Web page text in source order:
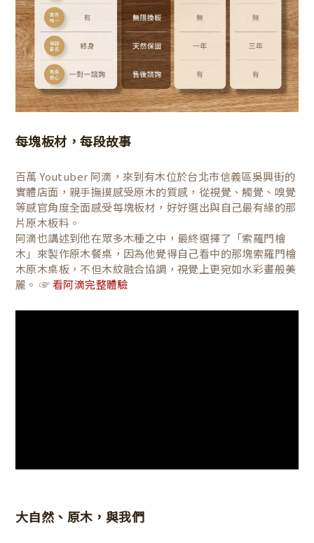
每塊板材，每段故事
百萬 Youtuber 阿滴，來到有木位於台北市信義區吳興街的
實體店面，親手撫摸感受原木的質感，從視覺、觸覺、嗅覺
等感官角度全面感受每塊板材，好好選出與自己最有緣的那
片原木板料。
阿滴也講述到他在眾多木種之中，最終選擇了「索羅門檜
木」來製作原木餐桌，因為他覺得自己看中的那塊索羅門檜
木原木桌板，不但木紋融合協調，視覺上更宛如水彩畫般美
麗。 ☞ 看阿滴完整體驗
大自然、原木，與我們